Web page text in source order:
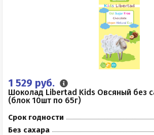
1 529 руб.
Шоколад Libertad Kids Овсяный без
(блок 10шт по 65г)
Срок годности
Без сахара